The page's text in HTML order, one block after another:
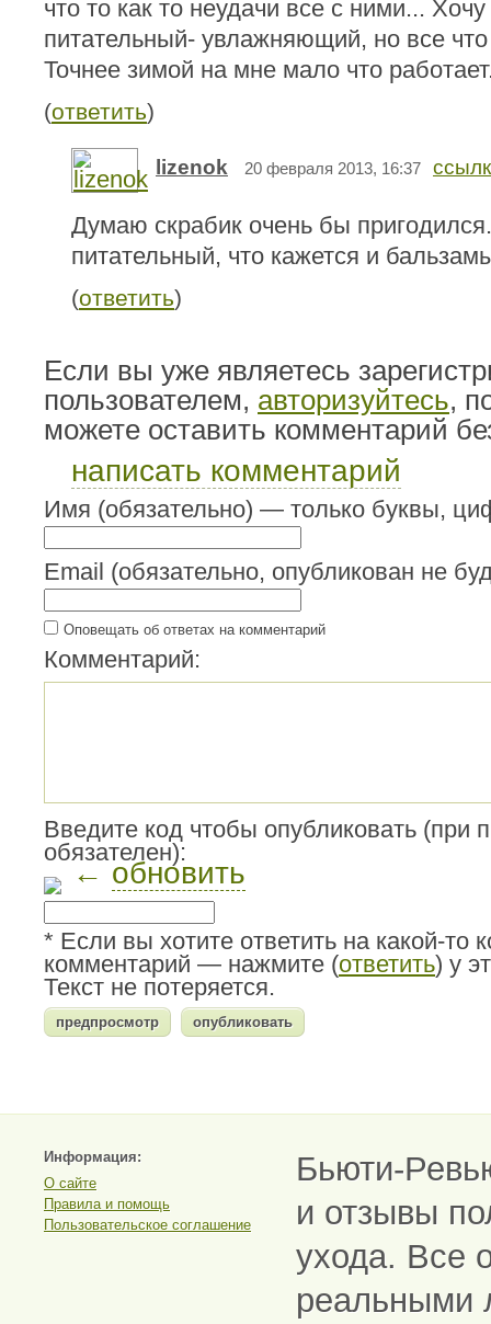
что то как то неудачи все с ними...
питательный- увлажняющий, но все
Точнее зимой на мне мало что
(ответить)
lizenok 20 февраля 2013, 16:37
Думаю скрабик очень бы
питательный, что кажется и
(ответить)
Если вы уже являетесь
пользователем, авторизуйтесь,
можете оставить комментарий
написать комментарий
Имя (обязательно) — только буквы,
Email (обязательно, опубликован не
Оповещать об ответах на комментарий
Комментарий:
Введите код чтобы опубликовать (при
обязателен):
← обновить
* Если вы хотите ответить на какой-то
комментарий — нажмите (ответить) у
Текст не потеряется.
Информация:
О сайте
Правила и помощь
Пользовательское соглашение
Бьюти-
и отзывы
ухода. Все
реальными